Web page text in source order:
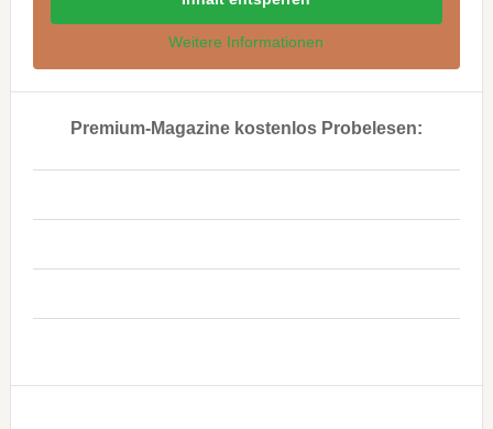
Weitere Informationen
Premium-Magazine kostenlos Probelesen: